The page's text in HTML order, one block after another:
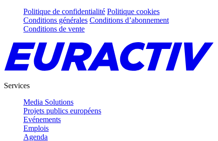
Politique de confidentialité Politique cookies
Conditions générales Conditions d’abonnement
Conditions de vente
Services
Media Solutions
Projets publics européens
Evénements
Emplois
Agenda